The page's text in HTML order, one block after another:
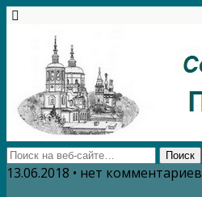
13.06.2018 • нет комментариев